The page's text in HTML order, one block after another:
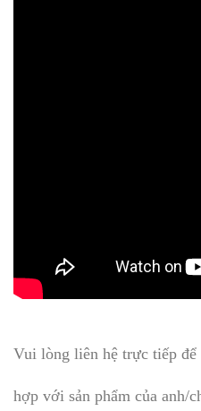
Vui lòng liên hệ trực tiếp
hợp với sản phẩm của anh/